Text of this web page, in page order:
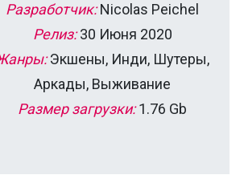
Разработчик:Nicolas Peichel
Релиз:30 Июня 2020
Экшены, Инди, Шутеры,
Аркады, Выживание
Размер загрузки:1.76 Gb